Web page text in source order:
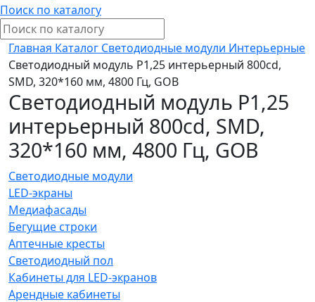
Поиск по каталогу
Главная Каталог Светодиодные модули Интерьерные
Светодиодный модуль P1,25 интерьерный 800cd,
SMD, 320*160 мм, 4800 Гц, GOB
Светодиодный модуль P1,25
интерьерный 800cd, SMD,
320*160 мм, 4800 Гц, GOB
Светодиодные модули
LED-экраны
Медиафасады
Бегущие строки
Аптечные кресты
Светодиодный пол
Кабинеты для LED-экранов
Арендные кабинеты